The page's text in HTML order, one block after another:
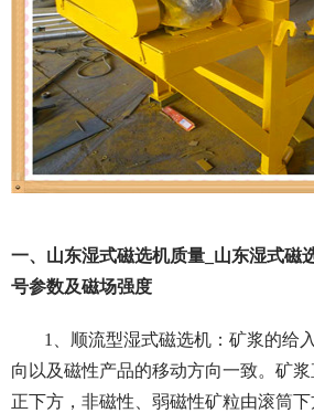
一、山东湿式磁选机质量_山东湿式磁
号参数及磁场强度
1、顺流型湿式磁选机：矿浆的给
向以及磁性产品的移动方向一致。矿
正下方，非磁性、弱磁性矿粒由滚筒